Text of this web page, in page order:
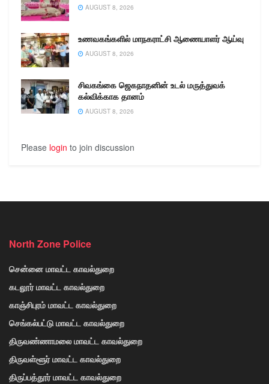
AUGUST 8, 2026
உணவகங்களில் மாநகராட்சி ஆணையாளர் ஆய்வு
AUGUST 8, 2026
சிவகங்கை ஜெகநாதனின் உடல் மருத்துவக்
கல்விக்காக தானம்
AUGUST 8, 2026
Please login to join discussion
North Zone Police
சென்னை மாவட்ட காவல்துறை
கடலூர் மாவட்ட காவல்துறை
காஞ்சிபுரம் மாவட்ட காவல்துறை
செங்கல்பட்டு மாவட்ட காவல்துறை
திருவண்ணாமலை மாவட்ட காவல்துறை
திருவள்ளூர் மாவட்ட காவல்துறை
திருப்பத்தூர் மாவட்ட காவல்துறை